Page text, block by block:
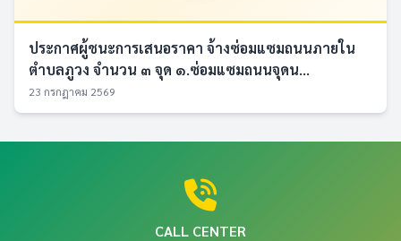
ประกาศผู้ชนะการเสนอราคา จ้างซ่อมแซมถนนภายใน
ตำบลภูวง จำนวน ๓ จุด ๑.ซ่อมแซมถนนจุดน...
23 กรกฎาคม 2569
CALL CENTER